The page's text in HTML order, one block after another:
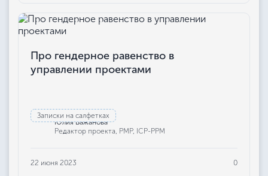
Записки на салфетках
Про гендерное равенство в
управлении проектами
Юлия Бажанова
Редактор проекта, РМР, ICP-PPM
22 июня 2023 0